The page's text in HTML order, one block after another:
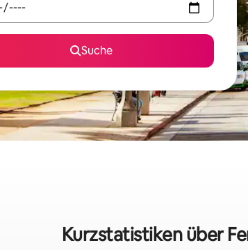
Suche
Kurzstatistiken über